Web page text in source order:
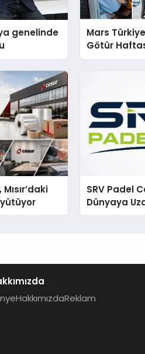
genelinde
Mars
Götür
SRV Padel
Dünyaya
Üretiminde
HakkımızdaReklam